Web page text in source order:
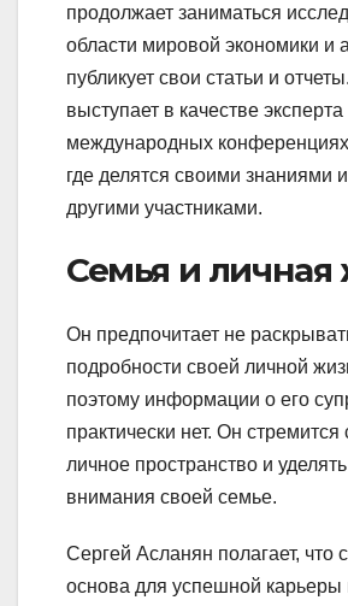
продолжает заниматься
области мировой экономики и
публикует свои статьи и
выступает в качестве эксперта
международных
где делятся своими знаниями
другими участниками.
Семья и личная
Он предпочитает не
подробности своей личной
поэтому информации о его
практически нет. Он стремится
личное пространство и
внимания своей семье.
Сергей Асланян полагает, что
основа для успешной карьеры